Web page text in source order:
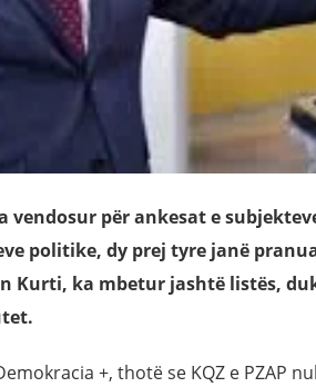
vendosur për ankesat e
politike, dy prej tyre janë
Kurti, ka mbetur jashtë listës,
+, thotë se KQZ e PZAP